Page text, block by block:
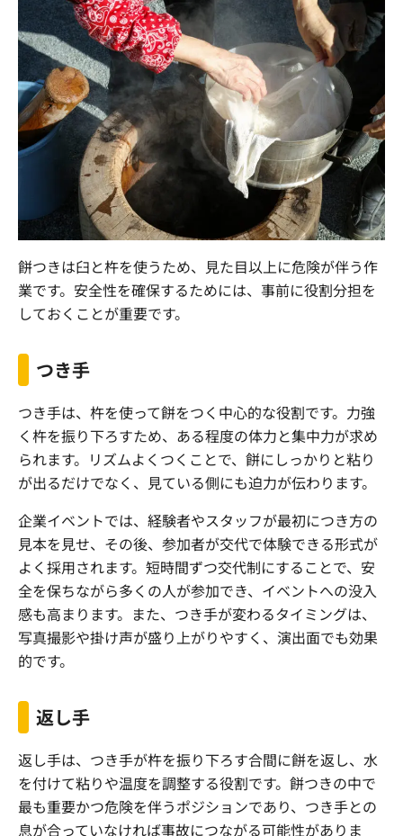
餅つきは臼と杵を使うため、見た目以上に危険が伴う作
業です。安全性を確保するためには、事前に役割分担を
しておくことが重要です。
つき手
つき手は、杵を使って餅をつく中心的な役割です。力強
く杵を振り下ろすため、ある程度の体力と集中力が求め
られます。リズムよくつくことで、餅にしっかりと粘り
が出るだけでなく、見ている側にも迫力が伝わります。
企業イベントでは、経験者やスタッフが最初につき方の
見本を見せ、その後、参加者が交代で体験できる形式が
よく採用されます。短時間ずつ交代制にすることで、安
全を保ちながら多くの人が参加でき、イベントへの没入
感も高まります。また、つき手が変わるタイミングは、
写真撮影や掛け声が盛り上がりやすく、演出面でも効果
的です。
返し手
返し手は、つき手が杵を振り下ろす合間に餅を返し、水
を付けて粘りや温度を調整する役割です。餅つきの中で
最も重要かつ危険を伴うポジションであり、つき手との
息が合っていなければ事故につながる可能性がありま